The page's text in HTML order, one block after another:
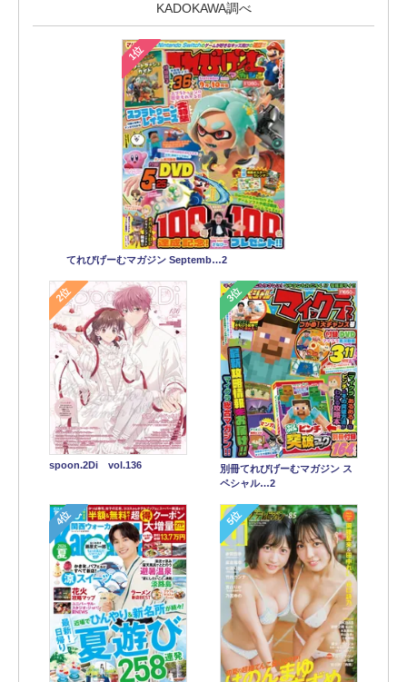
KADOKAWA調べ
1位
てれびげーむマガジン Septemb…2
2位
spoon.2Di vol.136
3位
別冊てれびげーむマガジン ス
ペシャル…2
4位 5位